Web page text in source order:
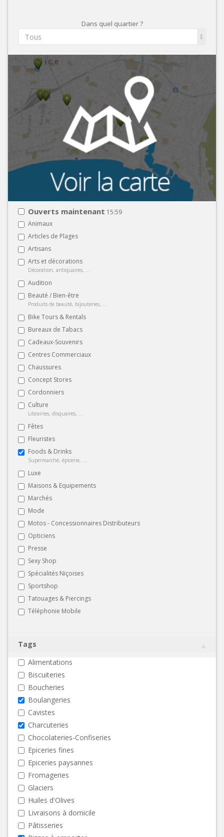
Dans quel quartier ?
Tous
Ouverts maintenant 15:59
Animaux
Articles de Plages
Artisans
Arts et décorations
Décoration, antiquaires, ...
Audition
Beauté / Bien-être
Produits de beauté, bijouteries, ...
Bike Tours & Rentals
Bureaux de Tabacs
Cadeaux-Souvenirs
Centres Commerciaux
Chaussures
Concept Stores
Cordonniers
Culture
Librairies, disquaires, ...
Fêtes
Fleuristes
Foods & Drinks
Supermarché, épicerie, ...
Luxe
Maisons & Equipements
Marchés
Mode
Motos - Concessionnaires Distributeurs
Opticiens
Presse
Sexy Shop
Spécialités Niçoises
Sportshop
Tatouages & Piercings
Téléphonie Mobile
Tags
Alimentations
Biscuiteries
Boucheries
Boulangeries
Cavistes
Charcuteries
Chocolateries-Confiseries
Epiceries fines
Epiceries paysannes
Fromageries
Glaciers
Huiles d'Olives
Livraisons à domicile
Pâtisseries